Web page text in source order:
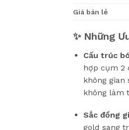
Giá bán lẻ
✨ Những
Cấu trúc
hợp cụm 2
không gian
không làm
Sắc đồng
gold sang